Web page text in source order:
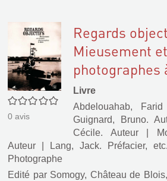
0/5
0 avis
Regards
Mieusement
photographes
Livre
Abdelouahab,
Guignard, Bruno.
Cécile. Auteur|
Auteur
Lang, Jack. Préfacier, etc.
Photographe
Edité par Somogy, Château de